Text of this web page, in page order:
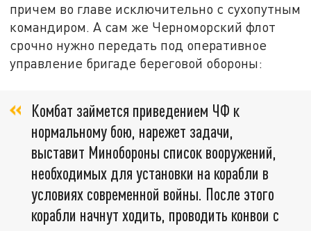
причем во главе исключительно с сухопутным
командиром. А сам же Черноморский флот
срочно нужно передать под оперативное
управление бригаде береговой обороны:
Комбат займется приведением ЧФ к
нормальному бою, нарежет задачи,
выставит Минобороны список вооружений,
необходимых для установки на корабли в
условиях современной войны. После этого
корабли начнут ходить, проводить конвои с